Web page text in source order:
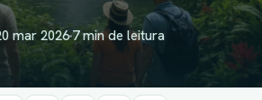
mar 20267 min de leitura